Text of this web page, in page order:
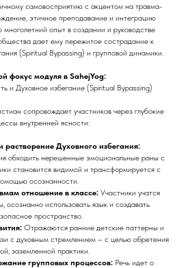
самовосприятию с акцентом на травма-
этичное преподавание и интеграцию
многолетний опыт в создании и руководстве
дает ему пережитое сострадание к
(Spiritual Bypassing) и групповой динамики.
фокус модуля в SahejYog:
и Духовное избегание (Spiritual Bypassing)
сопровождает участников через глубокие
внутренней ясности:
растворение Духовного избегания:
обходить нерешенные эмоциональные раны с
становится видимой и трансформируется с
осознанности.
отношение в классе:Участники учатся
осознанно использовать язык и создавать
пространство.
Отражаются ранние детские паттерны и
с духовным стремлением – с целью обретения
заземленной практики.
групповых процессов:Речь идет о